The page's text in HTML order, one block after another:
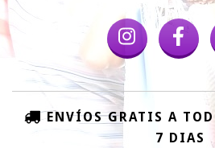
ENVÍOS GRATIS A
7 DIAS